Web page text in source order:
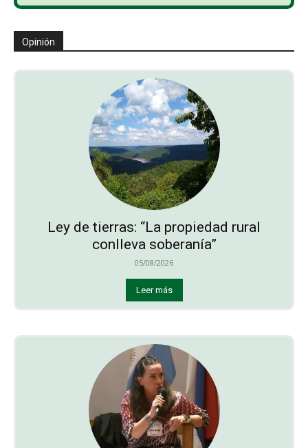
Opinión
Ley de tierras: “La propiedad rural
conlleva soberanía”
05/08/2026
Leer más